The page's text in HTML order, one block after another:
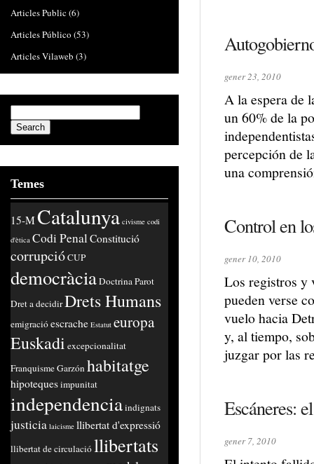
gener 23, 2010
A la espera de
un 60% de la
percepción de
una
Control en
gener 10, 2010
Los registros y
pueden verse
vuelo hacia
y, al tiempo,
juzgar por las
Escáneres:
gener 7, 2010
Articles Public(6)
Articles Público (53)
Articles Vilaweb (3)
Temes
15-MCatalunya civisme codi
d'ètica Codi PenalConstitució
corrupcióCUP
democràciaDoctrina Parot
Dret a decidirDrets Humans
emigracióescrache Estatut europa
Euskadi excepcionalitat
FranquismeGarzónhabitatge
hipotequesimpunitat
independenciaindignats
justicia laicisme llibertat d'expressió
llibertat de circulacióllibertats